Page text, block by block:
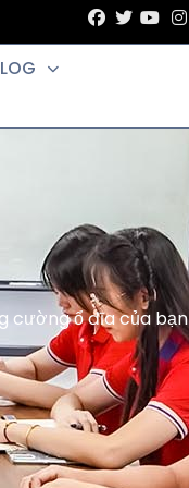
cường ổ đĩa của bạn